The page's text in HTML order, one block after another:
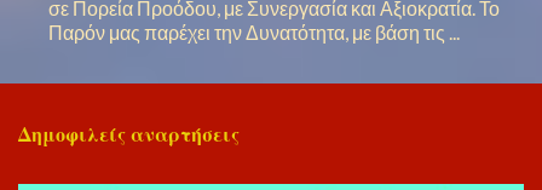
σε Πορεία Προόδου, με Συνεργασία και Αξιοκρατία. Το
Παρόν μας παρέχει την Δυνατότητα, με βάση τις ...
Δημοφιλείς αναρτήσεις